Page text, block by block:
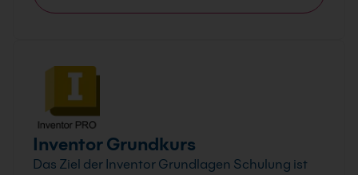
Inventor Grundkurs
Das Ziel der Inventor Grundlagen Schulung ist